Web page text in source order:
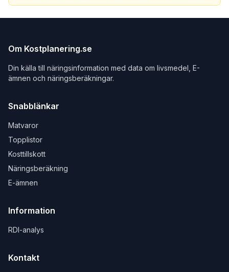
Om Kostplanering.se
Din källa till näringsinformation med data om livsmedel, E-
ämnen och näringsberäkningar.
Snabblänkar
Matvaror
Topplistor
Kosttillskott
Näringsberäkning
E-ämnen
Information
RDI-analys
Kontakt